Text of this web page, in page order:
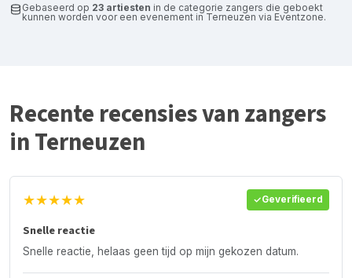
Gebaseerd op 23 artiesten in de categorie zangers die geboekt
kunnen worden voor een evenement in Terneuzen via Eventzone.
Recente recensies van zangers
in Terneuzen
★★★★★ Geverifieerd
Snelle reactie
Snelle reactie, helaas geen tijd op mijn gekozen datum.